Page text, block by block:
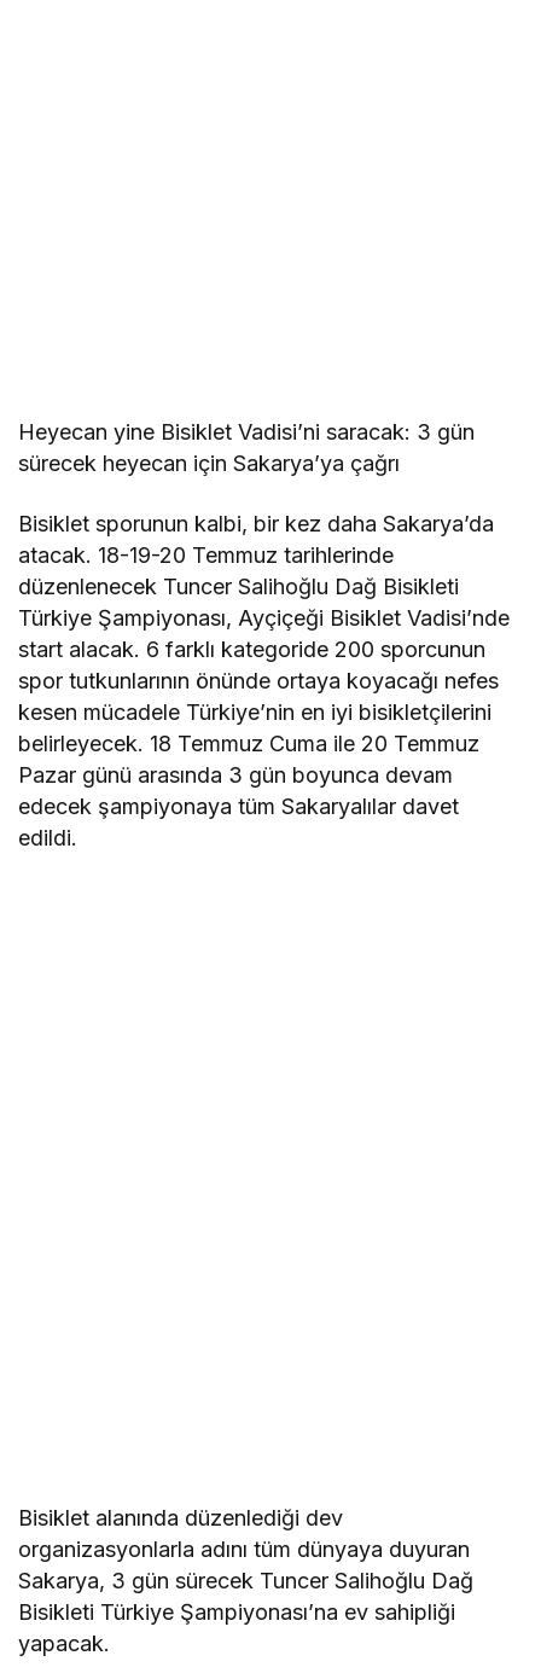
Heyecan yine Bisiklet Vadisi’ni saracak: 3 gün
sürecek heyecan için Sakarya’ya çağrı
Bisiklet sporunun kalbi, bir kez daha Sakarya’da
atacak. 18-19-20 Temmuz tarihlerinde
düzenlenecek Tuncer Salihoğlu Dağ Bisikleti
Türkiye Şampiyonası, Ayçiçeği Bisiklet Vadisi’nde
start alacak. 6 farklı kategoride 200 sporcunun
spor tutkunlarının önünde ortaya koyacağı nefes
kesen mücadele Türkiye’nin en iyi bisikletçilerini
belirleyecek. 18 Temmuz Cuma ile 20 Temmuz
Pazar günü arasında 3 gün boyunca devam
edecek şampiyonaya tüm Sakaryalılar davet
edildi.
Bisiklet alanında düzenlediği dev
organizasyonlarla adını tüm dünyaya duyuran
Sakarya, 3 gün sürecek Tuncer Salihoğlu Dağ
Bisikleti Türkiye Şampiyonası’na ev sahipliği
yapacak.